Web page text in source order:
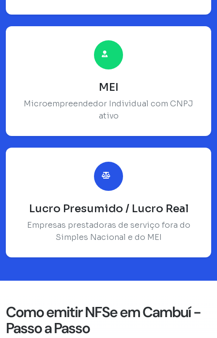
MEI
Microempreendedor Individual com CNPJ
ativo
Lucro Presumido / Lucro Real
Empresas prestadoras de serviço fora do
Simples Nacional e do MEI
Como emitir NFSe em Cambuí -
Passo a Passo